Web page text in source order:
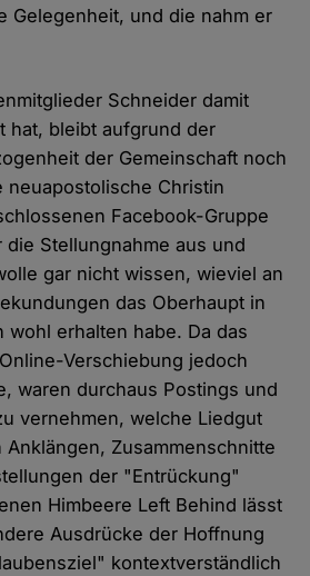
Gelegenheit, und die nahm er
Schneider damit
hat, bleibt aufgrund der
der Gemeinschaft noch
neuapostolische Christin
Facebook-Gruppe
Stellungnahme aus und
gar nicht wissen, wieviel an
das Oberhaupt in
wohl erhalten habe. Da das
Verschiebung jedoch
waren durchaus Postings und
vernehmen, welche Liedgut
Zusammenschnitte
der "Entrückung"
Himbeere Left Behind lässt
Ausdrücke der Hoffnung
kontextverständlich